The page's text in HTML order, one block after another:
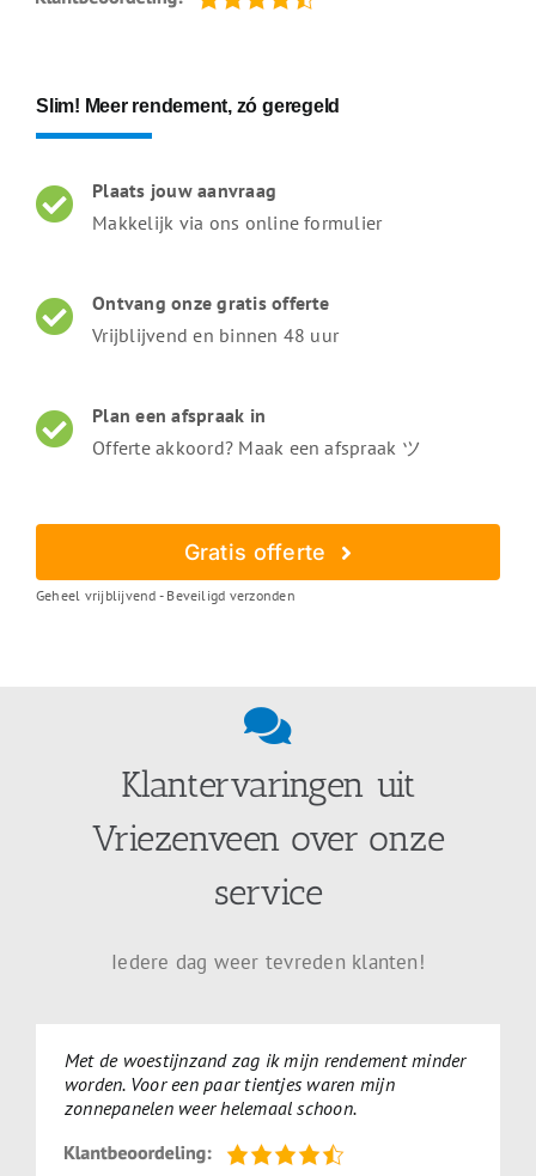
Slim! Meer rendement, zó geregeld
Plaats jouw aanvraag
Makkelijk via ons online formulier
Ontvang onze gratis offerte
Vrijblijvend en binnen 48 uur
Plan een afspraak in
Offerte akkoord? Maak een afspraak ツ
Gratis offerte
Geheel vrijblijvend - Beveiligd verzonden
Klantervaringen uit
Vriezenveen over onze
service
Iedere dag weer tevreden klanten!
Met de woestijnzand zag ik mijn rendement minder
worden. Voor een paar tientjes waren mijn
zonnepanelen weer helemaal schoon.